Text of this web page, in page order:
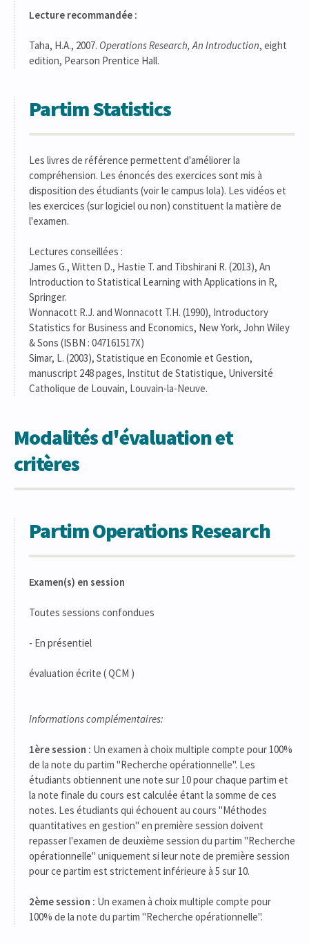
Lecture recommandée :
Taha, H.A., 2007. Operations Research, An Introduction, eight
edition, Pearson Prentice Hall.
Partim Statistics
Les livres de référence permettent d'améliorer la
compréhension. Les énoncés des exercices sont mis à
disposition des étudiants (voir le campus lola). Les vidéos et
les exercices (sur logiciel ou non) constituent la matière de
l'examen.
Lectures conseillées :
James G., Witten D., Hastie T. and Tibshirani R. (2013), An
Introduction to Statistical Learning with Applications in R,
Springer.
Wonnacott R.J. and Wonnacott T.H. (1990), Introductory
Statistics for Business and Economics, New York, John Wiley
& Sons (ISBN : 047161517X)
Simar, L. (2003), Statistique en Economie et Gestion,
manuscript 248 pages, Institut de Statistique, Université
Catholique de Louvain, Louvain-la-Neuve.
Modalités d'évaluation et
critères
Partim Operations Research
Examen(s) en session
Toutes sessions confondues
- En présentiel
évaluation écrite ( QCM )
Informations complémentaires:
1ère session : Un examen à choix multiple compte pour 100%
de la note du partim "Recherche opérationnelle". Les
étudiants obtiennent une note sur 10 pour chaque partim et
la note finale du cours est calculée étant la somme de ces
notes. Les étudiants qui échouent au cours "Méthodes
quantitatives en gestion" en première session doivent
repasser l'examen de deuxième session du partim "Recherche
opérationnelle" uniquement si leur note de première session
pour ce partim est strictement inférieure à 5 sur 10.
2ème session : Un examen à choix multiple compte pour
100% de la note du partim "Recherche opérationnelle".